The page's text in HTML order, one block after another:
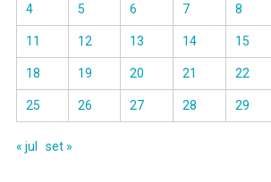
4 5 6 7 8
11 12 13 14 15
18 19 20 21 22
25 26 27 28 29
« jul set »